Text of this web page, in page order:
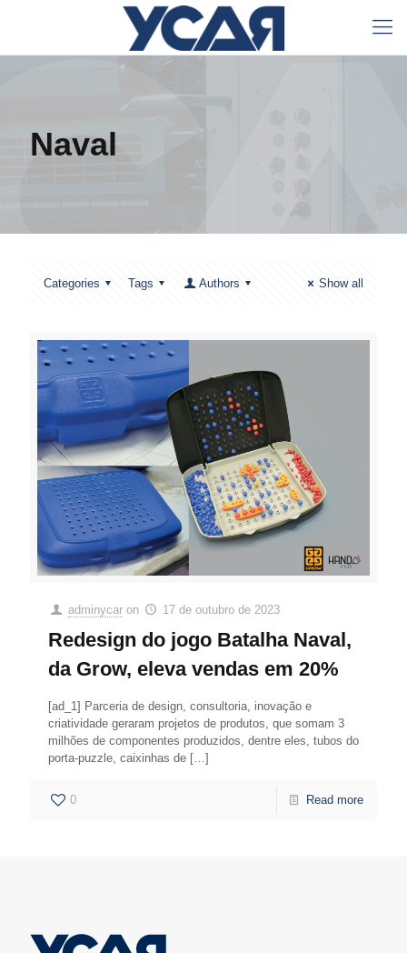
Naval
Categories Tags Authors Show all
adminycar on 17 de outubro de 2023
Redesign do jogo Batalha Naval,
da Grow, eleva vendas em 20%
[ad_1] Parceria de design, consultoria, inovação e
criatividade geraram projetos de produtos, que somam 3
milhões de componentes produzidos, dentre eles, tubos do
porta-puzzle, caixinhas de […]
0 Read more